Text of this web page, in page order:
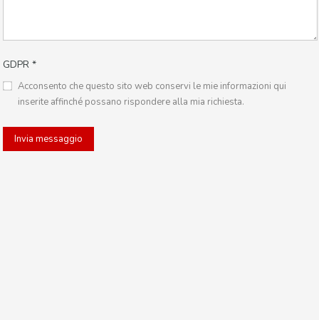
GDPR *
Acconsento che questo sito web conservi le mie informazioni qui
inserite affinché possano rispondere alla mia richiesta.